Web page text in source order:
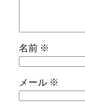
名前 ※
メール ※